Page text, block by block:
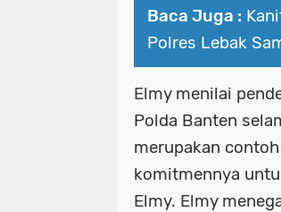
Baca Juga :
Polres Lebak
Elmy menilai
Polda Banten
merupakan
komitmennya
Elmy. Elmy